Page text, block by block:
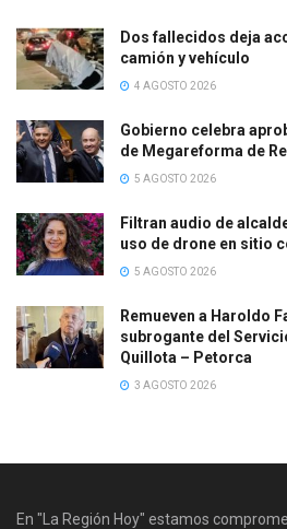
Dos fallecidos deja
camión y vehículo
4 AGOSTO 2026
Gobierno celebra
de Megareforma de
5 AGOSTO 2026
Filtran audio de
uso de drone en sitio
5 AGOSTO 2026
Remueven a Haroldo
subrogante del
Quillota – Petorca
3 AGOSTO 2026
En "La Región Hoy" estamos